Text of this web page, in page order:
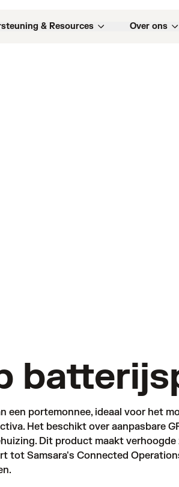
& Resources Over ons
portemonnee, ideaal voor het
Het beschikt over aanpasbare
Dit product maakt
tot Samsara's Connected